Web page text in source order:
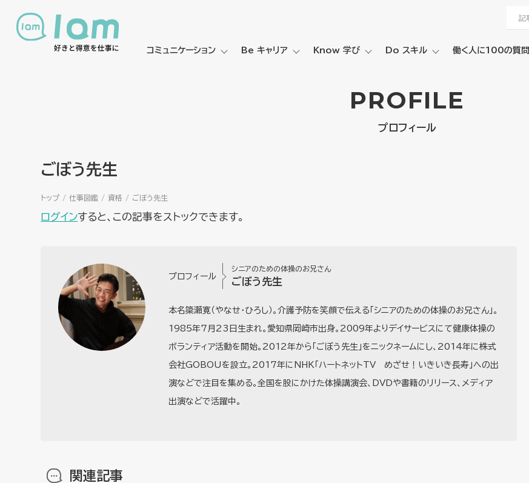
コミュニケーション Be キャリア Know 学び Do スキル 働く人に100の質問
PROFILE
プロフィール
ごぼう先生
トップ 仕事図鑑 資格 ごぼう先生
ログインすると、この記事をストックできます。
プロフィール
シニアのための体操のお兄さん
ごぼう先生
本名簗瀬寛（やなせ・ひろし）。介護予防を笑顔で伝える「シニアのための体操のお兄さん」。
1985年7月23日生まれ。愛知県岡崎市出身。2009年よりデイサービスにて健康体操の
ボランティア活動を開始。2012年から「ごぼう先生」をニックネームにし、2014年に株式
会社GOBOUを設立。2017年にNHK「ハートネットTV めざせ！いきいき長寿」への出
演などで注目を集める。全国を股にかけた体操講演会、DVDや書籍のリリース、メディア
出演などで活躍中。
関連記事